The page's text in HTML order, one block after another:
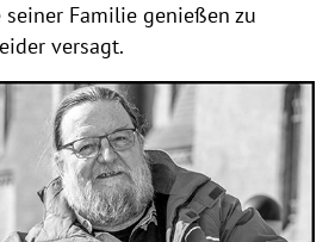
Familie genießen zu
versagt.